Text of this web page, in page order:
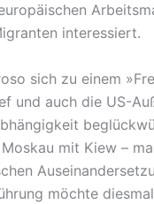
interessiert.
sich zu einem
und auch die US-
mit Kiew –
möchte diesmal